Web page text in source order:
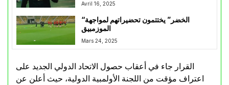
Avril 16, 2025
“الخضر” يختتمون تحضيراتهم لمواجهة
الموزمبيق
Mars 24, 2025
القرار جاء في أعقاب حصول الاتحاد الدولي الجديد على
اعتراف مؤقت من اللجنة الأولمبية الدولية، حيث أعلن عن